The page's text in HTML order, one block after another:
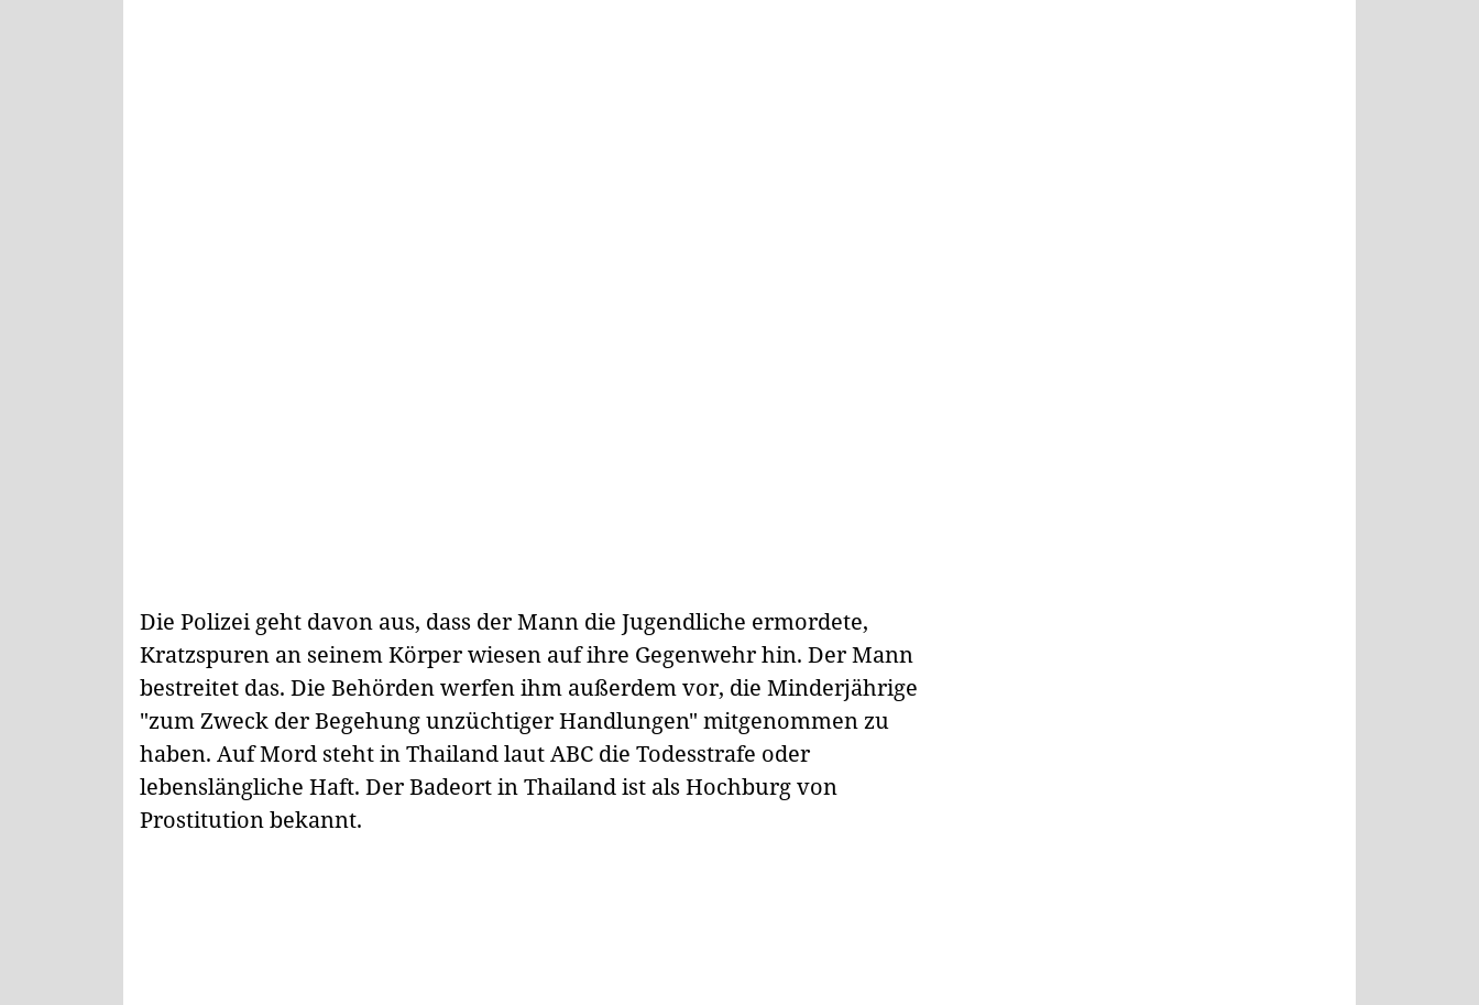
Die Polizei geht davon aus, dass der Mann die Jugendliche ermordete,
Kratzspuren an seinem Körper wiesen auf ihre Gegenwehr hin. Der Mann
bestreitet das. Die Behörden werfen ihm außerdem vor, die Minderjährige
"zum Zweck der Begehung unzüchtiger Handlungen" mitgenommen zu
haben. Auf Mord steht in Thailand laut ABC die Todesstrafe oder
lebenslängliche Haft. Der Badeort in Thailand ist als Hochburg von
Prostitution bekannt.